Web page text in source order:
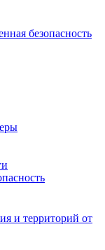
безопасность
и территорий от